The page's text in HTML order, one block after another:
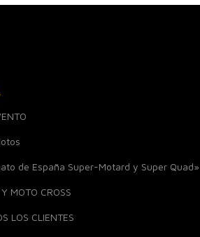
de España Super-Motard y Super Quad»
MOTO CROSS
LOS CLIENTES